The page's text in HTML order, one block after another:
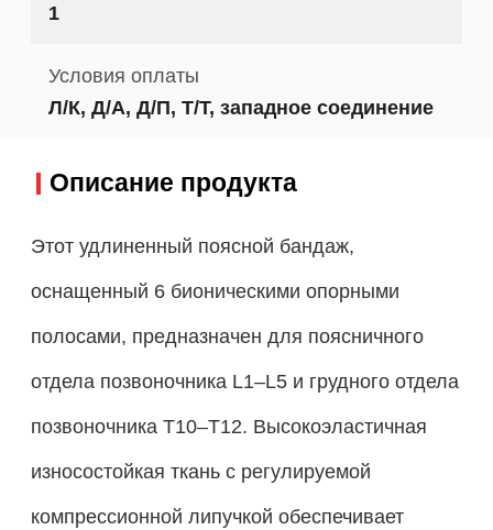
1
Условия оплаты
Л/К, Д/А, Д/П, Т/Т, западное соединение
Описание продукта
Этот удлиненный поясной бандаж,
оснащенный 6 бионическими опорными
полосами, предназначен для поясничного
отдела позвоночника L1–L5 и грудного отдела
позвоночника T10–T12. Высокоэластичная
износостойкая ткань с регулируемой
компрессионной липучкой обеспечивает